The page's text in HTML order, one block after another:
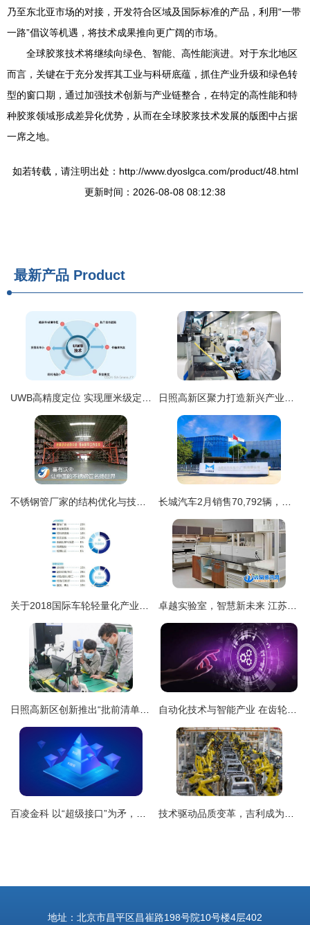
乃至东北亚市场的对接，开发符合区域及国际标准的产品，利用“一带
一路”倡议等机遇，将技术成果推向更广阔的市场。
全球胶浆技术将继续向绿色、智能、高性能演进。对于东北地区
而言，关键在于充分发挥其工业与科研底蕴，抓住产业升级和绿色转
型的窗口期，通过加强技术创新与产业链整合，在特定的高性能和特
种胶浆领域形成差异化优势，从而在全球胶浆技术发展的版图中占据
一席之地。
如若转载，请注明出处：http://www.dyoslgca.com/product/48.html
更新时间：2026-08-08 08:12:38
最新产品 Product
地址：北京市昌平区昌崔路198号院10号楼4层402